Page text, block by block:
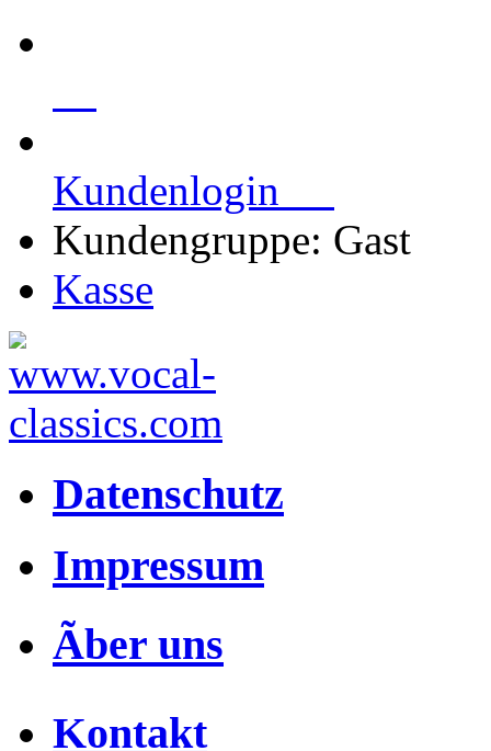
Kundenlogin
Kundengruppe: Gast
Kasse
Datenschutz
Impressum
Ãber uns
Kontakt